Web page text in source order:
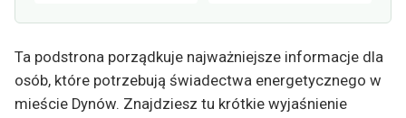
Ta podstrona porządkuje najważniejsze informacje dla
osób, które potrzebują świadectwa energetycznego w
mieście Dynów. Znajdziesz tu krótkie wyjaśnienie